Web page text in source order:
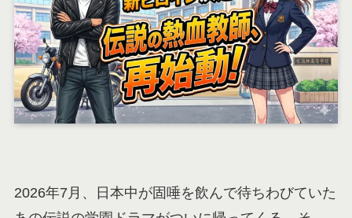
2026年7月、日本中が固唾を飲んで待ちわびていた